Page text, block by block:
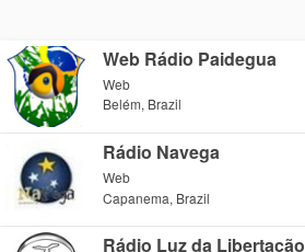
Web Rádio Paidegua
Web
Belém, Brazil
Rádio Navega
Web
Capanema, Brazil
Rádio Luz da Libertação